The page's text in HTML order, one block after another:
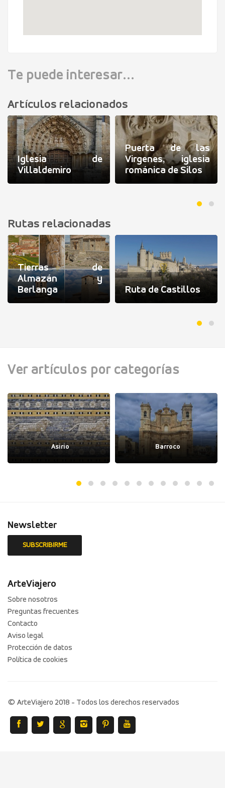
Te puede interesar...
Artículos relacionados
Iglesia de
Villaldemiro
Puerta de las
Virgenes, iglesia
románica de Silos
Rutas relacionadas
Tierras de
Almazán y
Berlanga
Ruta de Castillos
Ver artículos por categorías
Asirio Barroco
Newsletter
ArteViajero
Sobre nosotros
Preguntas frecuentes
Contacto
Aviso legal
Protección de datos
Política de cookies
© ArteViajero 2018 - Todos los derechos reservados